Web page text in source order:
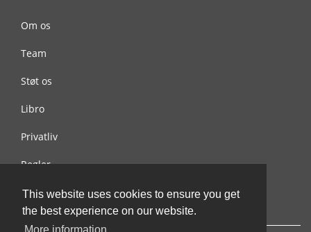
This website uses cookies to ensure you get
the best experience on our website.
Om os
Team
Støt os
Libro
Privatliv
Regler
Kontakt os